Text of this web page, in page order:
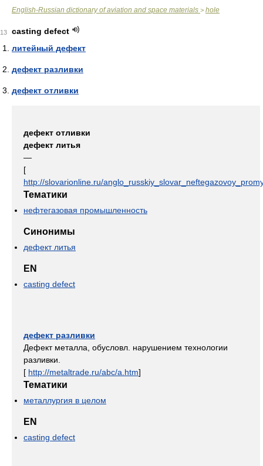
English-Russian dictionary of aviation and space materials > hole
13
casting defect
литейный дефект
дефект разливки
дефект отливки
дефект отливки
дефект литья
—
[
http://slovarionline.ru/
Тематики
нефтегазовая промышленность
Синонимы
дефект литья
EN
casting defect
дефект разливки
Дефект металла, обусловл. нарушением технологии
разливки.
[ http://metaltrade.ru/abc/a.htm]
Тематики
металлургия в целом
EN
casting defect